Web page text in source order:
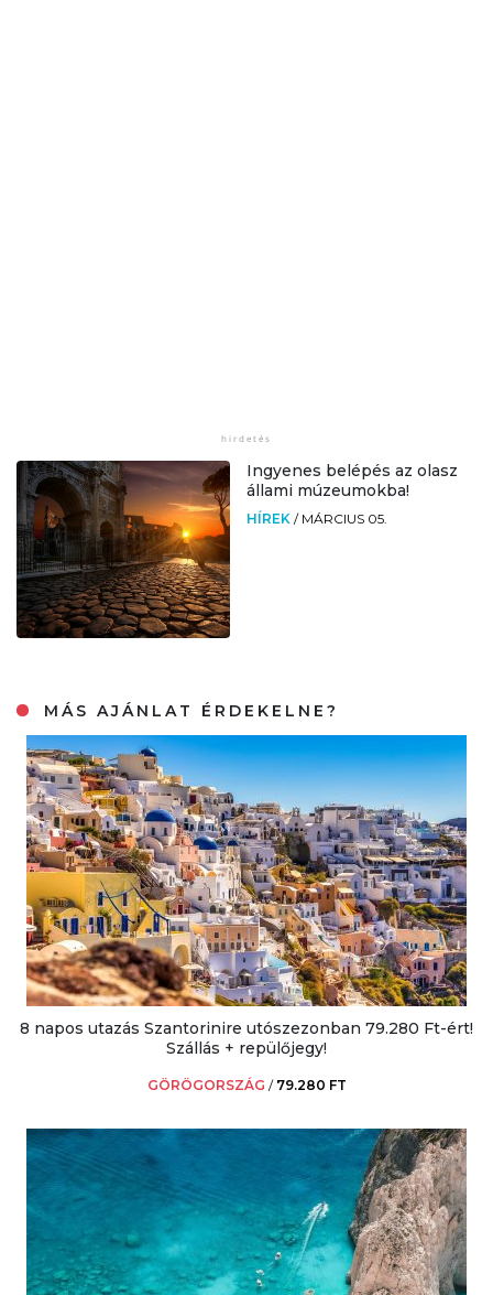
Ingyenes belépés az olasz
állami múzeumokba!
HÍREK / MÁRCIUS 05.
MÁS AJÁNLAT ÉRDEKELNE?
8 napos utazás Szantorinire utószezonban 79.280 Ft-ért!
Szállás + repülőjegy!
GÖRÖGORSZÁG / 79.280 FT